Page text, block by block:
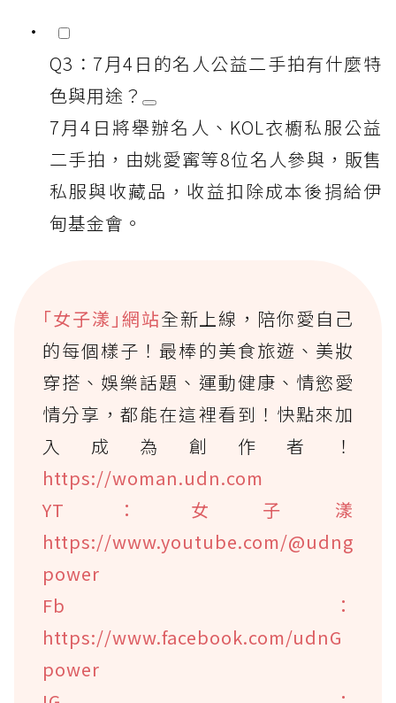
Q3：7月4日的名人公益二手拍有什麼特
色與用途？
7月4日將舉辦名人、KOL衣櫥私服公益
二手拍，由姚愛寗等8位名人參與，販售
私服與收藏品，收益扣除成本後捐給伊
甸基金會。
｢女子漾｣網站全新上線，陪你愛自己
的每個樣子！最棒的美食旅遊、美妝
穿搭、娛樂話題、運動健康、情慾愛
情分享，都能在這裡看到！快點來加
入成為創作者！
https://woman.udn.com
YT：女子漾
https://www.youtube.com/@udng
power
Fb：
https://www.facebook.com/udnG
power